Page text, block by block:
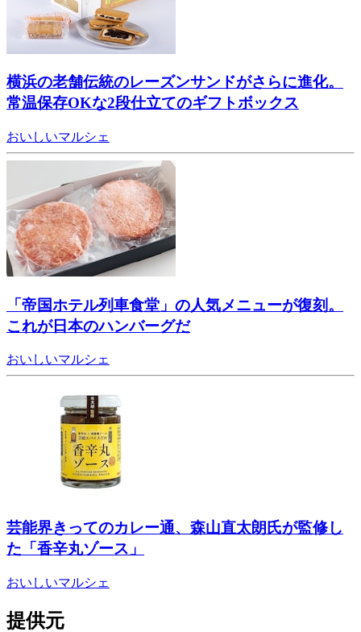
横浜の老舗伝統のレーズンサンドがさらに進化。
常温保存OKな2段仕立てのギフトボックス
おいしいマルシェ
「帝国ホテル列車食堂」の人気メニューが復刻。
これが日本のハンバーグだ
おいしいマルシェ
芸能界きってのカレー通、森山直太朗氏が監修し
た「香辛丸ゾース」
おいしいマルシェ
提供元